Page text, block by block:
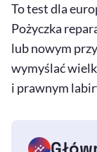
To test dla
Pożyczka
lub nowym
wymyślać
i prawnym